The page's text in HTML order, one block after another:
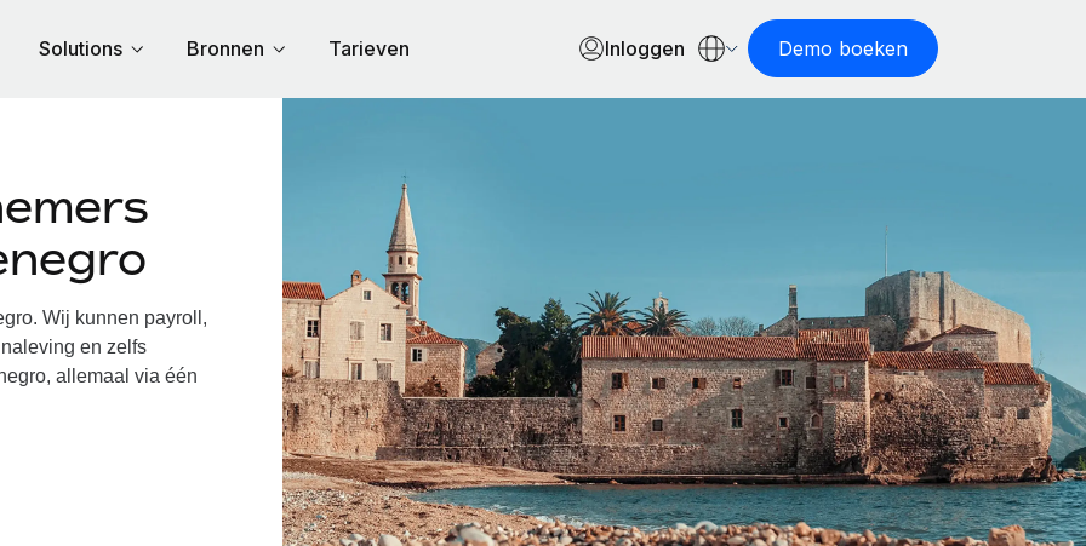
Solutions Bronnen Tarieven Inloggen Demo boeken
Wij kunnen payroll,
en zelfs
allemaal via één